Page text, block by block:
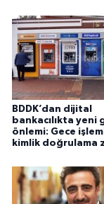
BDDK’dan dijital
bankacılıkta yeni
önlemi: Gece
kimlik doğrulama